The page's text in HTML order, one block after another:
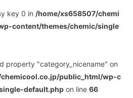
key 0 in /home/xs658507/chemi
content/themes/chemic/single
property "category_nicename" on
public_html/wp-c
default.php on line66